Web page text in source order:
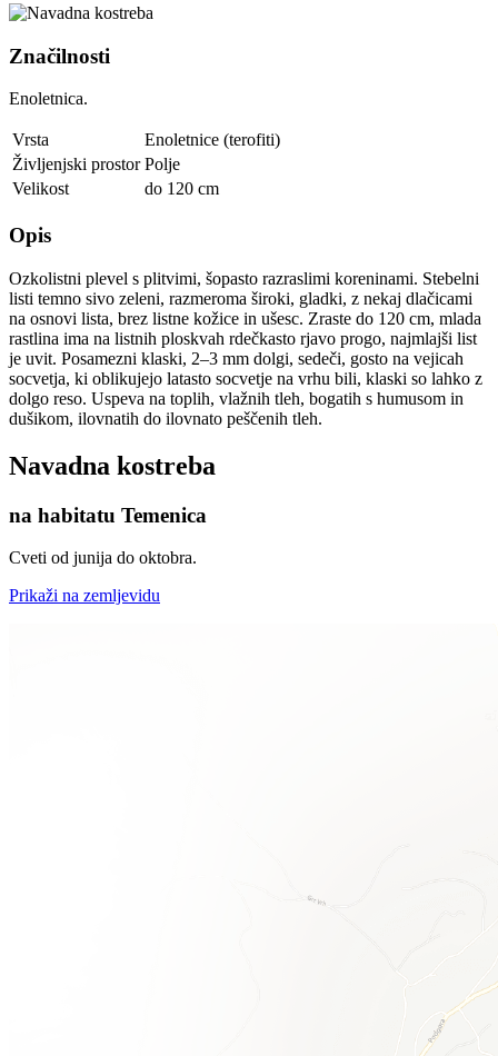
Značilnosti
Enoletnica.
Vrsta
Enoletnice (terofiti)
Življenjski prostor Polje
Velikost
do 120 cm
Opis
Ozkolistni plevel s plitvimi, šopasto razraslimi koreninami. Stebelni
listi temno sivo zeleni, razmeroma široki, gladki, z nekaj dlačicami
na osnovi lista, brez listne kožice in ušesc. Zraste do 120 cm, mlada
rastlina ima na listnih ploskvah rdečkasto rjavo progo, najmlajši list
je uvit. Posamezni klaski, 2–3 mm dolgi, sedeči, gosto na vejicah
socvetja, ki oblikujejo latasto socvetje na vrhu bili, klaski so lahko z
dolgo reso. Uspeva na toplih, vlažnih tleh, bogatih s humusom in
dušikom, ilovnatih do ilovnato peščenih tleh.
Navadna kostreba
na habitatu Temenica
Cveti od junija do oktobra.
Prikaži na zemljevidu